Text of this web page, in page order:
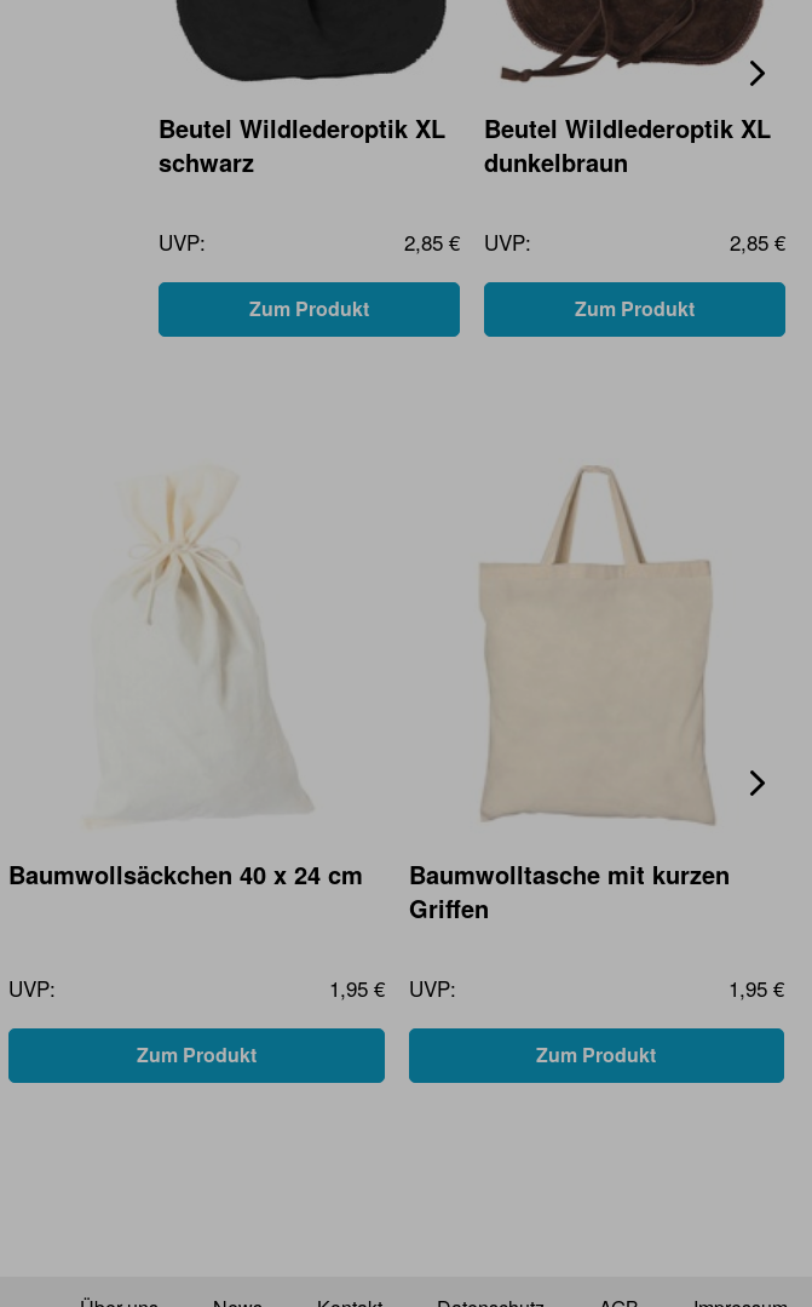
Beutel Wildlederoptik XL
schwarz
UVP: 2,85 €
Zum Produkt
Beutel Wildlederoptik XL
dunkelbraun
UVP: 2,85 €
Zum Produkt
Baumwollsäckchen 40 x 24 cm
UVP: 1,95 €
Zum Produkt
Baumwolltasche mit kurzen
Griffen
UVP: 1,95 €
Zum Produkt